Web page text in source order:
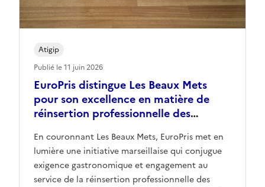
EuroPris distingue Les Beaux Mets
pour son excellence en matière de
réinsertion professionnelle des
En couronnant Les Beaux Mets, EuroPris met en
lumière une initiative marseillaise qui conjugue
exigence gastronomique et engagement au
service de la réinsertion professionnelle des
Atigip
Publié le 11 juin 2026